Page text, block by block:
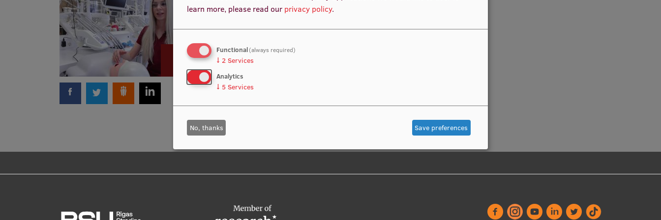
learn more, please read our privacy policy.
Functional(always required)
↓ 2 Services
Analytics
↓ 5 Services
No, thanks Save preferences